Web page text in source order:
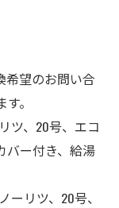
希望のお問い合
。
ツ、 20号、エコ
バー付き、給湯
ーリツ、20号、